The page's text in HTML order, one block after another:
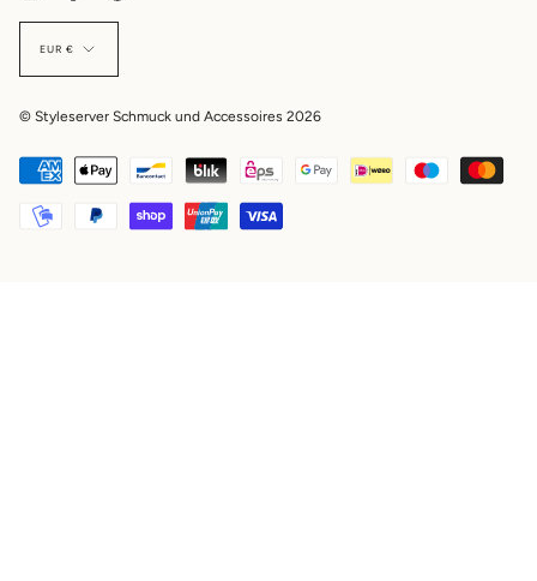
EUR €
© Styleserver Schmuck und Accessoires 2026